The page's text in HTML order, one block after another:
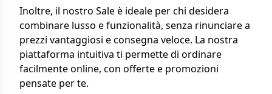
Inoltre, il nostro Sale è ideale per chi desidera
combinare lusso e funzionalità, senza rinunciare a
prezzi vantaggiosi e consegna veloce. La nostra
piattaforma intuitiva ti permette di ordinare
facilmente online, con offerte e promozioni
pensate per te.